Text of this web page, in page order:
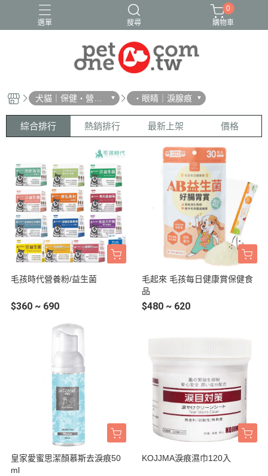
選單 搜尋
0
購物車
犬貓｜保健・營
養・防蚤
・眼睛｜淚腺痕
綜合排行 熱銷排行 最新上架 價格
毛孩時代營養粉/益生菌
$360 ~ 690
毛起來 毛孩每日健康賞保健食
品
$480 ~ 620
皇家愛蜜思潔顏慕斯去淚痕50
ml
KOJJMA淚痕濕巾120入